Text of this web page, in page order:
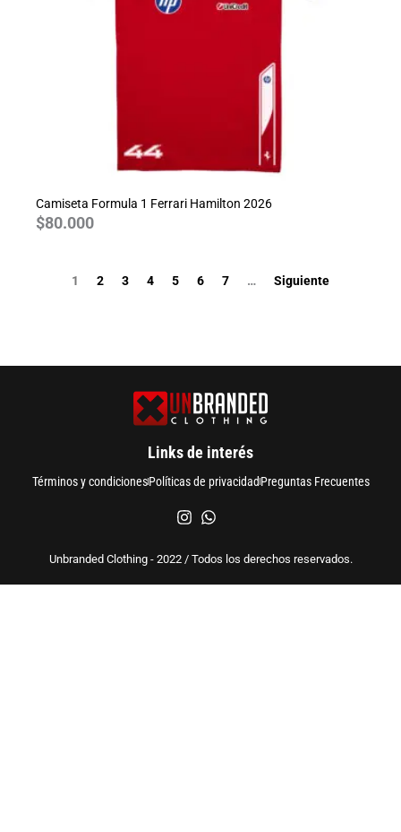
Camiseta Formula 1 Ferrari Hamilton 2026
$80.000
1 2 3 4 5 6 7 … Siguiente
Links de interés
Términos y condicionesPolíticas de privacidadPreguntas Frecuentes
Unbranded Clothing - 2022 / Todos los derechos reservados.